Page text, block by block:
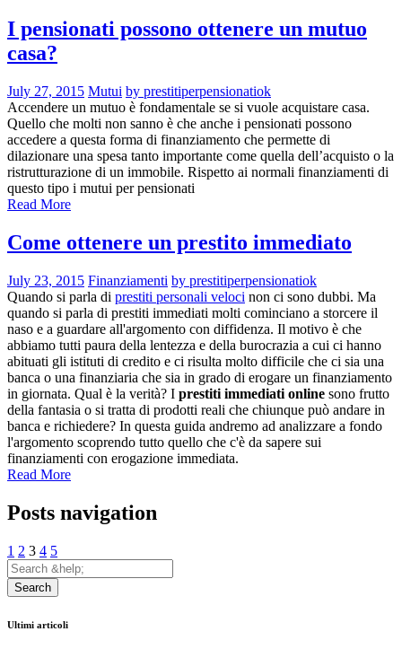
I pensionati possono ottenere un mutuo
casa?
July 27, 2015 Mutui by prestitiperpensionatiok
Accendere un mutuo è fondamentale se si vuole acquistare casa.
Quello che molti non sanno è che anche i pensionati possono
accedere a questa forma di finanziamento che permette di
dilazionare una spesa tanto importante come quella dell’acquisto o la
ristrutturazione di un immobile. Rispetto ai normali finanziamenti di
questo tipo i mutui per pensionati
Read More
Come ottenere un prestito immediato
July 23, 2015 Finanziamenti by prestitiperpensionatiok
Quando si parla di prestiti personali veloci non ci sono dubbi. Ma
quando si parla di prestiti immediati molti cominciano a storcere il
naso e a guardare all'argomento con diffidenza. Il motivo è che
abbiamo tutti paura della lentezza e della burocrazia a cui ci hanno
abituati gli istituti di credito e ci risulta molto difficile che ci sia una
banca o una finanziaria che sia in grado di erogare un finanziamento
in giornata. Qual è la verità? I prestiti immediati online sono frutto
della fantasia o si tratta di prodotti reali che chiunque può andare in
banca e richiedere? In questa guida andremo ad analizzare a fondo
l'argomento scoprendo tutto quello che c'è da sapere sui
finanziamenti con erogazione immediata.
Read More
Posts navigation
1 2 3 4 5
Search
Ultimi articoli